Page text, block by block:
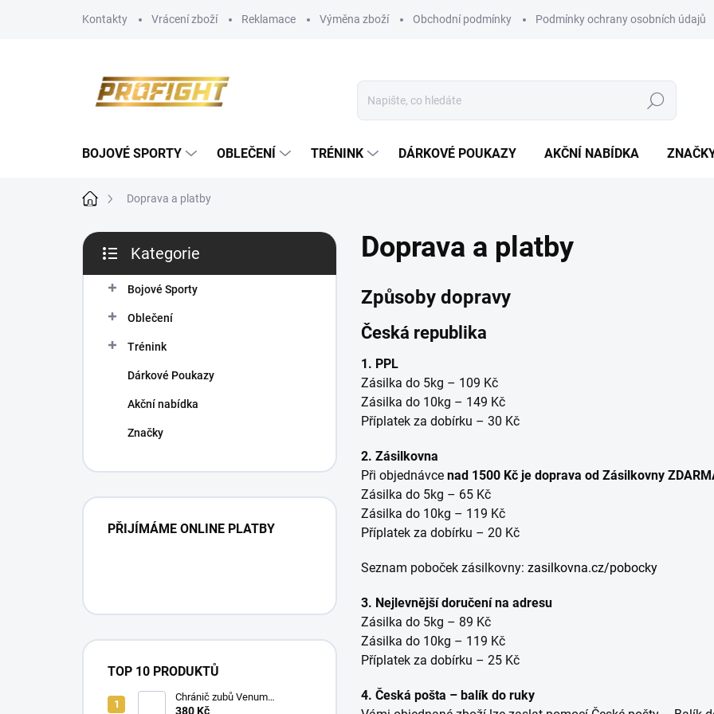
Kontakty Vrácení zboží Reklamace Výměna zboží Obchodní podmínky Podmínky ochrany osobních údajů
Hledat
BOJOVÉ SPORTY OBLEČENÍ TRÉNINK DÁRKOVÉ POUKAZY AKČNÍ NABÍDKA
Domů Doprava a platby
P
s
l
kategorie
Kategorie
Bojové Sporty
Oblečení
Trénink
Dárkové Poukazy
Akční nabídka
Značky
PŘIJÍMÁME ONLINE PLATBY
TOP 10 PRODUKTŮ
Chránič zubů Venum
CHALLENGER mix barev
380 Kč
Doprava a platby
Způsoby dopravy
Česká republika
1. PPL
Zásilka do 5kg – 109 Kč
Zásilka do 10kg – 149 Kč
Příplatek za dobírku – 30 Kč
2. Zásilkovna
Při objednávce nad 1500 Kč je doprava od Zásilkovny
Zásilka do 5kg – 65 Kč
Zásilka do 10kg – 119 Kč
Příplatek za dobírku – 20 Kč
Seznam poboček zásilkovny: zasilkovna.cz/pobocky
3. Nejlevnější doručení na adresu
Zásilka do 5kg – 89 Kč
Zásilka do 10kg – 119 Kč
Příplatek za dobírku – 25 Kč
4. Česká pošta – balík do ruky